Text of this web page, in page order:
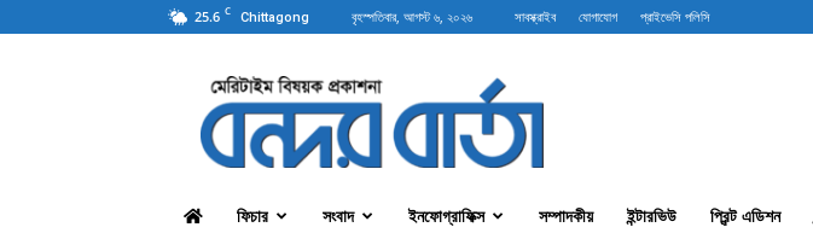
25.6 C Chittagong বৃহস্পতিবার, আগস্ট ৬, ২০২৬ সাবস্ক্রাইব যোগাযোগ প্রাইভেসি পলিসি
বন্দরবার্তা
ফিচার সংবাদ ইনফোগ্রাফিক্স সম্পাদকীয় ইন্টারভিউ প্রিন্ট এডিশন